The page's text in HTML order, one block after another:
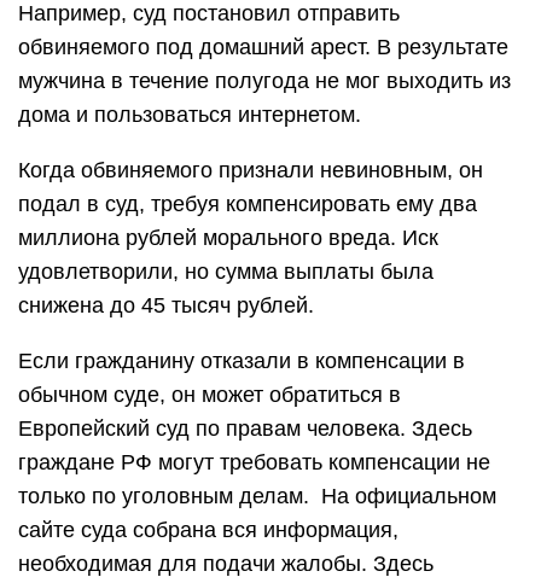
Например, суд постановил отправить
обвиняемого под домашний арест. В результате
мужчина в течение полугода не мог выходить из
дома и пользоваться интернетом.
Когда обвиняемого признали невиновным, он
подал в суд, требуя компенсировать ему два
миллиона рублей морального вреда. Иск
удовлетворили, но сумма выплаты была
снижена до 45 тысяч рублей.
Если гражданину отказали в компенсации в
обычном суде, он может обратиться в
Европейский суд по правам человека. Здесь
граждане РФ могут требовать компенсации не
только по уголовным делам. На официальном
сайте суда собрана вся информация,
необходимая для подачи жалобы. Здесь